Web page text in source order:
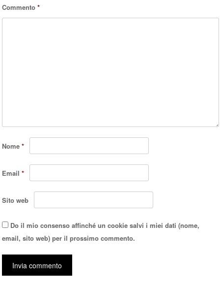
Commento*
Nome*
Email*
Sito web
Do il mio consenso affinché un cookie salvi i miei dati (nome,
email, sito web) per il prossimo commento.